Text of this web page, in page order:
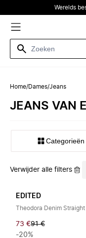
Werelds
Home/Dames/Jeans
JEANS VAN
Categorieën
Verwijder alle filters
EDITED
73 €91 €
-20%